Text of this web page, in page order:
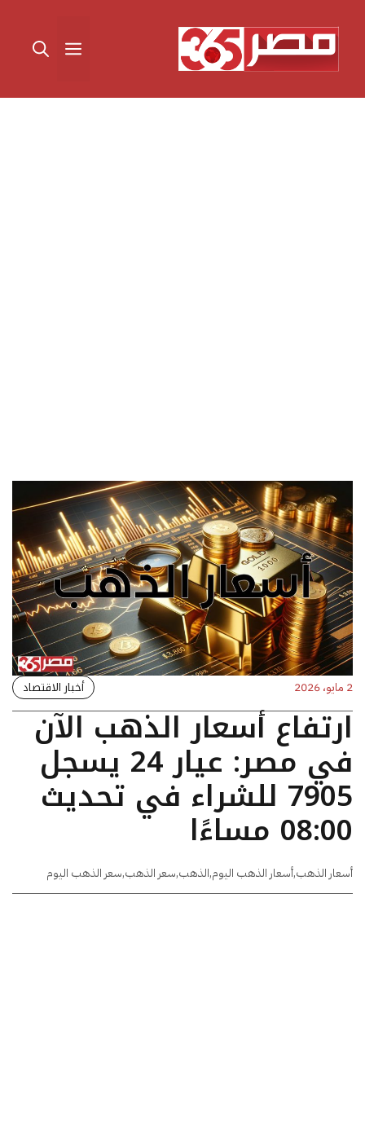
المحتوى القائمة
2 مايو، 2026 أخبار الاقتصاد
ارتفاع أسعار الذهب الآن
في مصر: عيار 24 يسجل
7905 للشراء في تحديث
08:00 مساءًا
أسعار الذهب,أسعار الذهب اليوم,الذهب,سعر الذهب,سعر الذهب اليوم